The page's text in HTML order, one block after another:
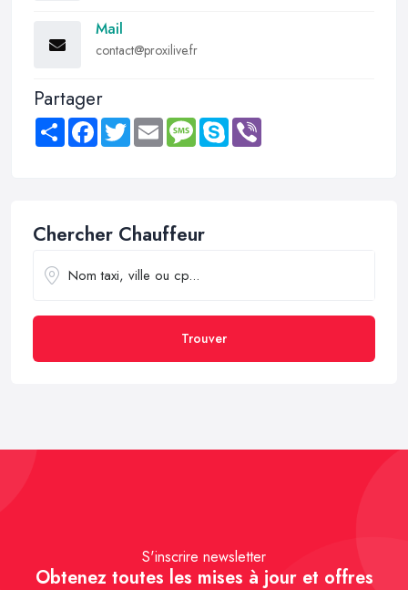
Mail
contact@proxilive.fr
Partager
Share FacebookTwitter Email MessageSkype
Chercher Chauffeur
Trouver
S'inscrire newsletter
Obtenez toutes les mises à jour et offres